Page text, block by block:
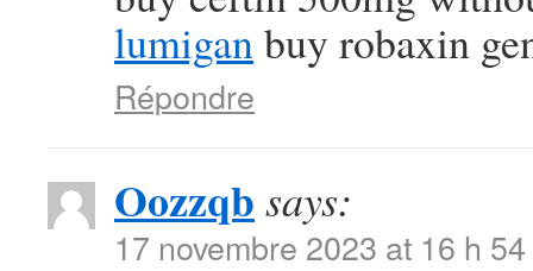
lumiganbuy robaxin
Répondre
Oozzqb says:
17 novembre 2023 at 16 h